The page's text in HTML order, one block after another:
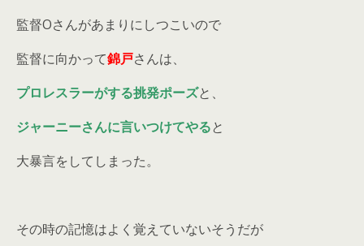
監督Oさんがあまりにしつこいので
監督に向かって錦戸さんは、
プロレスラーがする挑発ポーズと、
ジャーニーさんに言いつけてやると
大暴言をしてしまった。
その時の記憶はよく覚えていないそうだが